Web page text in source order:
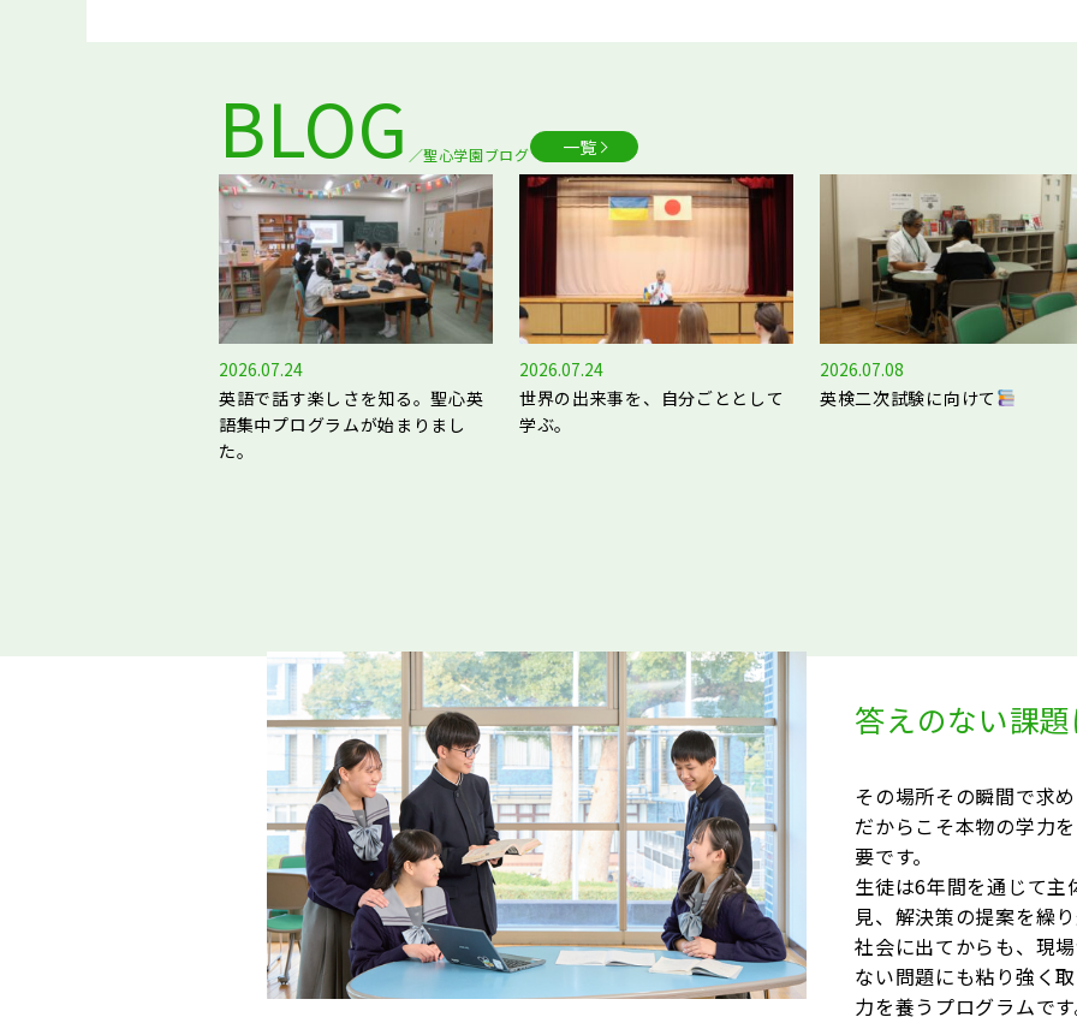
BLOG 聖心学園ブログ 一覧
2026.07.24
英語で話す楽しさを知る。聖心英
語集中プログラムが始まりまし
た。
2026.07.24
世界の出来事を、自分ごととして
学ぶ。
2026.07.08
英検二次試験に向けて
答えのない課
その場所その瞬間で求
だからこそ本物の学力
要です。
生徒は6年間を通じて
見、解決策の提案を繰
社会に出てからも、現
ない問題にも粘り強く
力を養うプログラムで